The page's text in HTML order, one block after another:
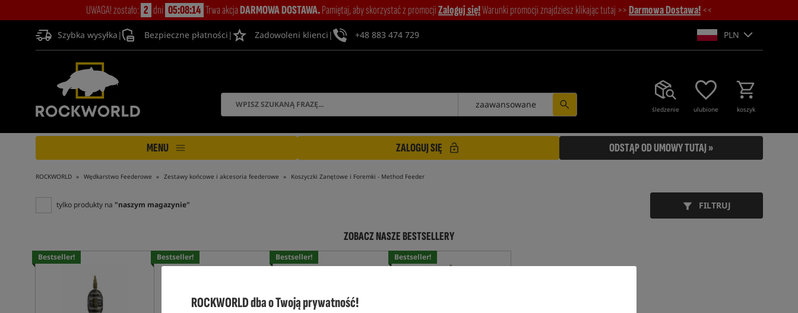
ROCKWORLD dba o Twoją prywatność!
UWAGA! zostało: 2 dni 05:08:13 Trwa akcjaDARMOWA DOSTAWA.Pamiętaj, aby skorzystać z promocjiZaloguj się!Warunki promocji znajdziesz klikając tutaj >>Darmowa Dostawa! <<
Szybka wysyłka | Bezpieczne płatności | Zadowoleni klienci | +48 883 474 729 PLN
śledzenie ulubione koszyk
zaawansowane
MENU ZALOGUJ SIĘ ODSTĄP OD UMOWY TUTAJ »
ROCKWORLD Wędkarstwo Feederowe Zestawy końcowe i akcesoria feederowe Koszyczki Zanętowe i Foremki - Method Feeder
tylko produkty na "naszym magazynie" FILTRUJ
ZOBACZ NASZE BESTSELLERY
Bestseller! Bestseller! Bestseller! Bestseller!